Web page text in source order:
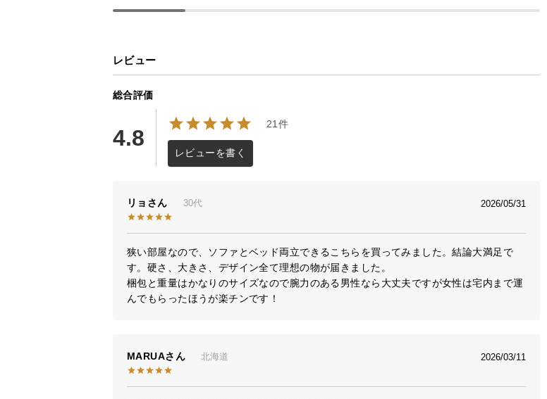
レビュー
総合評価
4.8
21件
レビューを書く
リョ 30代 2026/05/31
狭い部屋なので、ソファとベッド両立できるこちらを買ってみました。結論大満足で
す。硬さ、大きさ、デザイン全て理想の物が届きました。
梱包と重量はかなりのサイズなので腕力のある男性なら大丈夫ですが女性は宅内まで運
んでもらったほうが楽チンです！
MARUA 北海道 2026/03/11